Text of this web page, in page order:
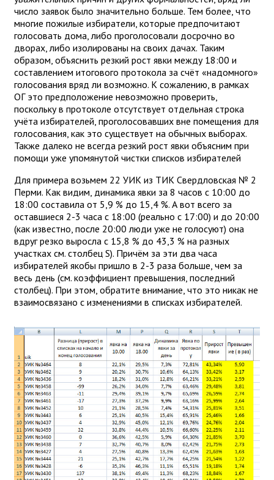
число заявок было значительно больше. Тем более, что
многие пожилые избиратели, которые предпочитают
голосовать дома, либо проголосовали досрочно во
дворах, либо изолированы на своих дачах. Таким
образом, объяснить резкий рост явки между 18:00 и
составлением итогового протокола за счёт «надомного»
голосования вряд ли возможно. К сожалению, в рамках
ОГ это предположение невозможно проверить,
поскольку в протоколе отсутствует отдельная строка
учёта избирателей, проголосовавших вне помещения для
голосования, как это существует на обычных выборах.
Также далеко не всегда резкий рост явки объясним при
помощи уже упомянутой чистки списков избирателей
Для примера возьмем 22 УИК из ТИК Свердловская № 2
Перми. Как видим, динамика явки за 8 часов с 10:00 до
18:00 составила от 5,9 % до 15,4 %. А вот всего за
оставшиеся 2-3 часа с 18:00 (реально с 17:00) и до 20:00
(как известно, после 20:00 люди уже не голосуют) она
вдруг резко выросла с 15,8 % до 43,3 % на разных
участках см. столбец S). Причём за эти два часа
избирателей якобы пришло в 2-3 раза больше, чем за
весь день (см. коэффициент превышения, последний
столбец). При этом, обратите внимание, что это никак не
взаимосвязано с изменениями в списках избирателей.